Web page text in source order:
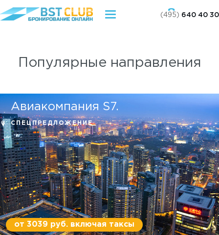
Toggle
(495) 640 40 30
Популярные направления
Авиакомпания S7.
СПЕЦПРЕДЛОЖЕНИЕ
от 3039 руб. включая таксы